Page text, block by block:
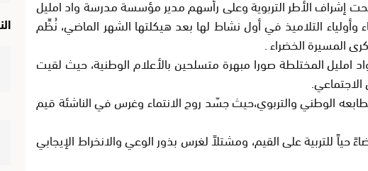
إشراف الأطر التربوية وعلى رأسهم مدير مؤسسة مدرسة واد امليل
وأولياء التلاميذ في أول نشاط لها بعد هيكلتها الشهر الماضي، نُظِّم
المسيرة الخضراء .
امليل المختلطة صورا مبهرة متسلحين بالأعلام الوطنية، حيث لقيت
الوطني والتربوي،حيث جسّد روح الانتماء وغرس في الناشئة قيم
للتربية على القيم، ومشتلاً لغرس بذور الوعي والانخراط الإيجابي